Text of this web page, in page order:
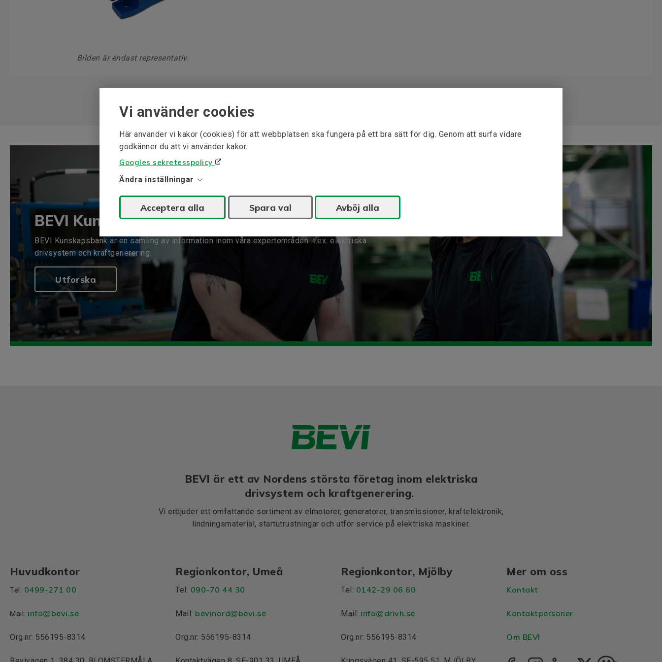
Vi använder cookies
Här använder vi kakor (cookies) för att webbplatsen ska fungera på ett bra sätt för dig. Genom att surfa vidare
godkänner du att vi använder kakor.
Googles sekretesspolicy
Ändra inställningar
Acceptera alla Spara val Avböj alla
Bilden är endast representativ.
BEVI Kunskapsbank
BEVI Kunskapsbank är en samling av information inom våra expertområden t.ex. elektriska
drivsystem och kraftgenerering.
Utforska
BEVI är ett av Nordens största företag inom elektriska
drivsystem och kraftgenerering.
Vi erbjuder ett omfattande sortiment av elmotorer, generatorer, transmissioner, kraftelektronik,
lindningsmaterial, startutrustningar och utför service på elektriska maskiner.
Huvudkontor
Tel: 0499-271 00
Mail: info@bevi.se
Org.nr: 556195-8314
Regionkontor, Umeå
Tel: 090-70 44 30
Mail: bevinord@bevi.se
Org.nr: 556195-8314
Regionkontor, Mjölby
Tel: 0142-29 06 60
Mail: info@drivh.se
Org.nr: 556195-8314
Mer om oss
Kontakt
Kontaktpersoner
Om BEVI